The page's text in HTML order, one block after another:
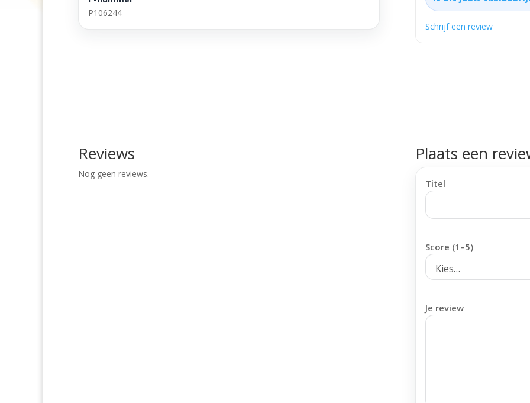
P106244
Schrijf een review
Reviews
Nog geen reviews.
Plaats een
Titel
Score (1–5)
Je review